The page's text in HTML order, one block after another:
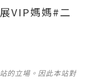
VIP媽媽#二
的立場。因此本站對